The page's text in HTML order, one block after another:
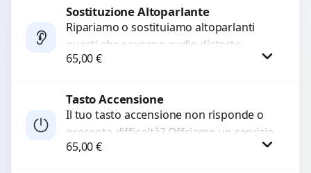
di...
Procedi
Sostituzione Altoparlante
Ripariamo o sostituiamo altoparlanti
guasti che causano audio distorto,
basso o assente. Utilizziamo ricambi di
65,00€
Procedi
Tasto Accensione
Il tuo tasto accensione non risponde o
presenta difficoltà? Offriamo un servizio
professionale di riparazione o
65,00€